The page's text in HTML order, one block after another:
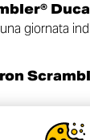
giornata